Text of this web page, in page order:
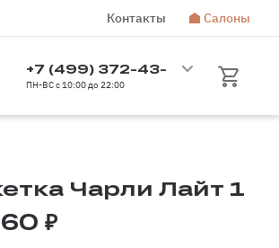
Контакты Салоны
Москва
+7 (499) 372-43-
72
Бесплатный звонок по России
8 800 350-14-70
ПН-ВС с 10:00 до 22:00
Чарли Лайт 1
₽